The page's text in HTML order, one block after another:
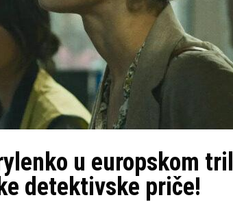
u europskom
detektivske priče!